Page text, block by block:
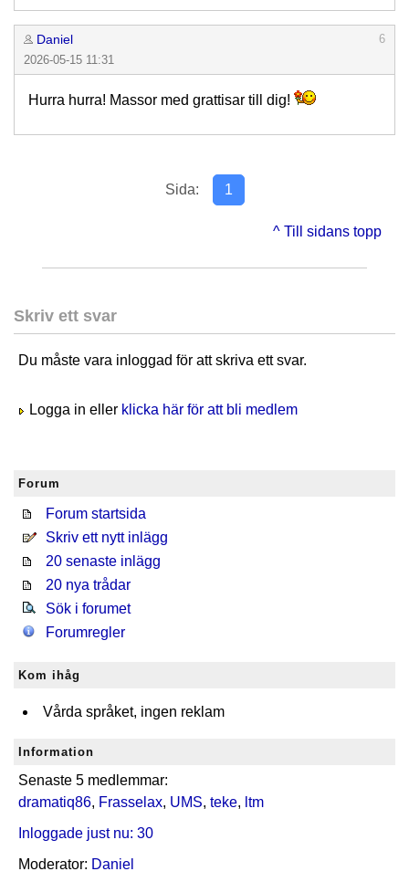
Daniel
6
2026-05-15 11:31
Hurra hurra! Massor med grattisar till dig!
Sida: 1
^ Till sidans topp
Skriv ett svar
Du måste vara inloggad för att skriva ett svar.
Logga in eller klicka här för att bli medlem
Forum
Forum startsida
Skriv ett nytt inlägg
20 senaste inlägg
20 nya trådar
Sök i forumet
Forumregler
Kom ihåg
Vårda språket, ingen reklam
Information
Senaste 5 medlemmar:
dramatiq86, Frasselax, UMS, teke, ltm
Inloggade just nu: 30
Moderator: Daniel